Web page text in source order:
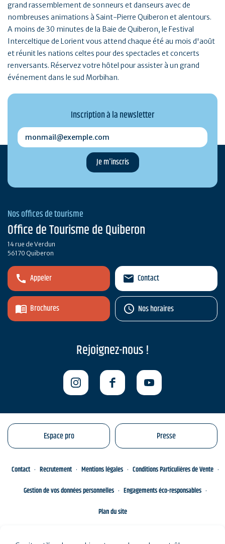
grand rassemblement de sonneurs et danseurs avec de
nombreuses animations à Saint-Pierre Quiberon et alentours.
A moins de 30 minutes de la Baie de Quiberon, le Festival
Interceltique de Lorient vous attend chaque été au mois d'août
et réunit les nations celtes pour des spectacles et concerts
renversants. Réservez votre hôtel pour assister à un grand
événement dans le sud Morbihan.
Inscription à la newsletter
monmail@exemple.com
Nos offices de tourisme
Office de Tourisme de Quiberon
14 rue de Verdun
56170 Quiberon
Appeler
Brochures
Contact
Nos horaires
Rejoignez-nous !
Espace pro Presse
Contact Recrutement Mentions légales
Conditions Particulières de Vente
Gestion de vos données personnelles
Engagements éco-responsables
Plan du site